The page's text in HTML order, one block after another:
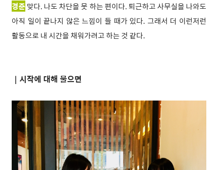
경준맞다. 나도 차단을 못 하는 편이다. 퇴근하고 사무실을 나와도
아직 일이 끝나지 않은 느낌이 들 때가 있다. 그래서 더 이런저런
활동으로 내 시간을 채워가려고 하는 것 같다.
｜ 시작에 대해 물으면